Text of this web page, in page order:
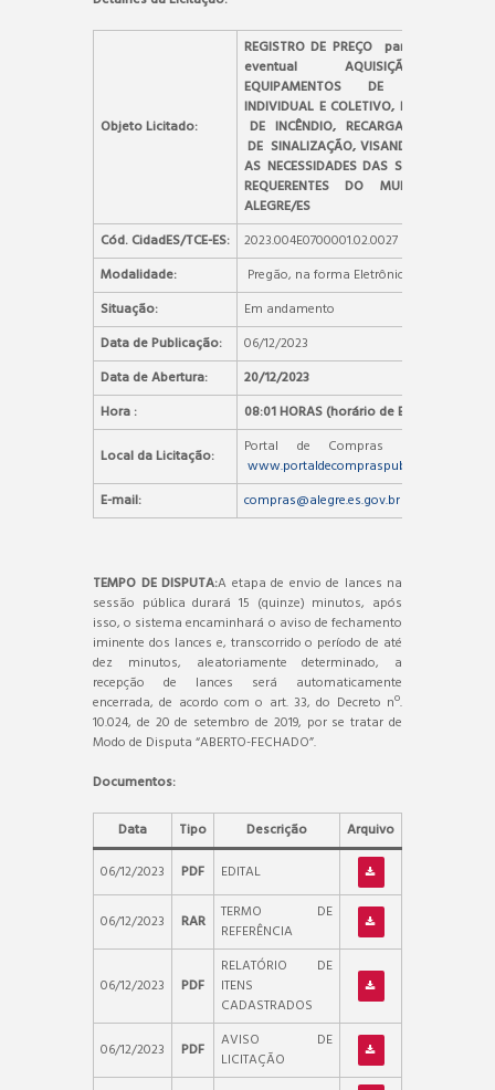
Objeto Licitado:
REGISTRO DE PREÇO para futura e
eventual AQUISIÇÃO DE
EQUIPAMENTOS DE PROTEÇÃO
INDIVIDUAL E COLETIVO, EXTINTORES
DE INCÊNDIO, RECARGAS E PLACAS
DE SINALIZAÇÃO, VISANDO ATENDER
AS NECESSIDADES DAS SECRETARIAS
REQUERENTES DO MUNICÍPIO DE
ALEGRE/ES
Cód. CidadES/TCE-ES:
2023.004E0700001.02.0027
Modalidade:
Pregão, na forma Eletrônica
Situação:
Em andamento
Data de Publicação:
06/12/2023
Data de Abertura:
20/12/2023
Hora :
08:01 HORAS (horário de Brasília)
Local da Licitação:
Portal de Compras Públicas –
www.portaldecompraspublicas.com.br
E-mail:
compras@alegre.es.gov.br
TEMPO DE DISPUTA:A etapa de envio de lances na
sessão pública durará 15 (quinze) minutos, após
isso, o sistema encaminhará o aviso de fechamento
iminente dos lances e, transcorrido o período de até
dez minutos, aleatoriamente determinado, a
recepção de lances será automaticamente
encerrada, de acordo com o art. 33, do Decreto nº.
10.024, de 20 de setembro de 2019, por se tratar de
Modo de Disputa “ABERTO-FECHADO”.
Documentos:
Data Tipo Descrição
Arquivo
06/12/2023
PDF EDITAL
06/12/2023 RAR
TERMO DE
REFERÊNCIA
06/12/2023 PDF
RELATÓRIO DE
ITENS
CADASTRADOS
06/12/2023
PDF
AVISO DE
LICITAÇÃO